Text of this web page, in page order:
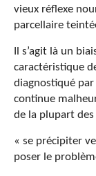
vieux réflexe
parcellaire
Il s’agit là un
caractéristique
diagnostiqué
continue
de la plupart
« se précipiter
poser le